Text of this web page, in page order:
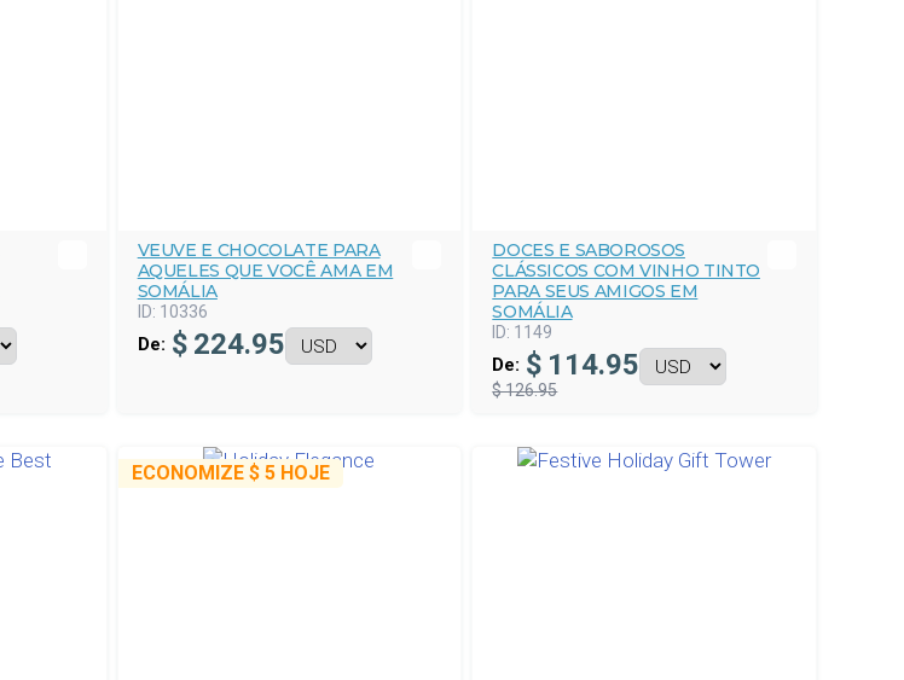
VEUVE E CHOCOLATE PARA
AQUELES QUE VOCÊ AMA EM
SOMÁLIA
ID: 10336
De: $ 224.95
DOCES E SABOROSOS
CLÁSSICOS COM VINHO TINTO
PARA SEUS AMIGOS EM
SOMÁLIA
ID: 1149
De: $ 114.95
$ 126.95
ECONOMIZE $ 5HOJE